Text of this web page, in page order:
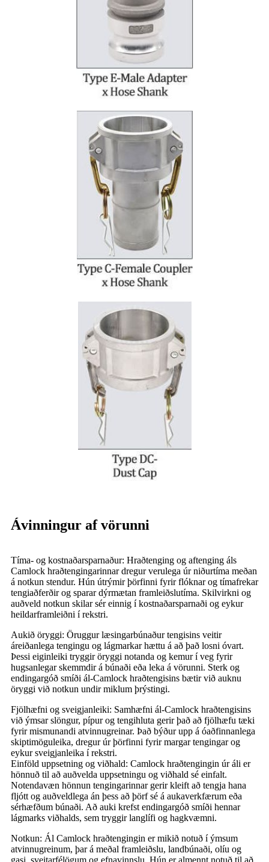
Ávinningur af vörunni
Tíma- og kostnaðarsparnaður: Hraðtenging og aftenging áls
Camlock hraðtengingarinnar dregur verulega úr niðurtíma meðan
á notkun stendur. Hún útrýmir þörfinni fyrir flóknar og tímafrekar
tengiaðferðir og sparar dýrmætan framleiðslutíma. Skilvirkni og
auðveld notkun skilar sér einnig í kostnaðarsparnaði og eykur
heildarframleiðni í rekstri.
Aukið öryggi: Öruggur læsingarbúnaður tengisins veitir
áreiðanlega tengingu og lágmarkar hættu á að það losni óvart.
Þessi eiginleiki tryggir öryggi notanda og kemur í veg fyrir
hugsanlegar skemmdir á búnaði eða leka á vörunni. Sterk og
endingargóð smíði ál-Camlock hraðtengisins bætir við auknu
öryggi við notkun undir miklum þrýstingi.
Fjölhæfni og sveigjanleiki: Samhæfni ál-Camlock hraðtengisins
við ýmsar slöngur, pípur og tengihluta gerir það að fjölhæfu tæki
fyrir mismunandi atvinnugreinar. Það býður upp á óaðfinnanlega
skiptimöguleika, dregur úr þörfinni fyrir margar tengingar og
eykur sveigjanleika í rekstri.
Einföld uppsetning og viðhald: Camlock hraðtengingin úr áli er
hönnuð til að auðvelda uppsetningu og viðhald sé einfalt.
Notendavæn hönnun tengingarinnar gerir kleift að tengja hana
fljótt og auðveldlega án þess að þörf sé á aukaverkfærum eða
sérhæfðum búnaði. Að auki krefst endingargóð smíði hennar
lágmarks viðhalds, sem tryggir langlífi og hagkvæmni.
Notkun: Ál Camlock hraðtengingin er mikið notuð í ýmsum
atvinnugreinum, þar á meðal framleiðslu, landbúnaði, olíu og